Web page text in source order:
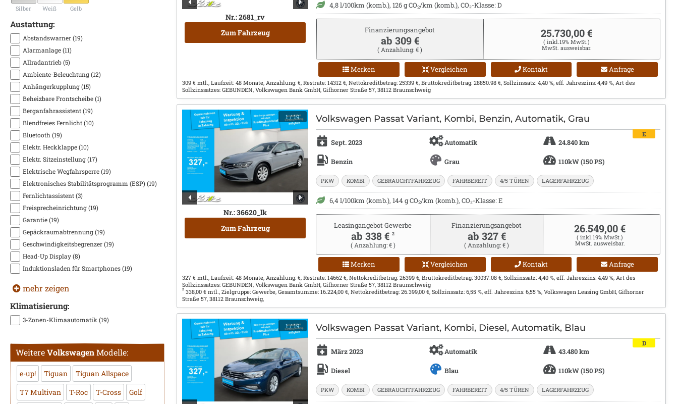
Silber Weiß Gelb
Austattung:
Abstandswarner (19)
Alarmanlage (11)
Allradantrieb (5)
Ambiente-Beleuchtung (12)
Anhängerkupplung (15)
Beheizbare Frontscheibe (1)
Berganfahrassistent (19)
Blendfreies Fernlicht (10)
Bluetooth (19)
Elektr. Heckklappe (10)
Elektr. Sitzeinstellung (17)
Elektrische Wegfahrsperre (19)
Elektronisches Stabilitätsprogramm (ESP) (19)
Fernlichtassistent (3)
Freisprecheinrichtung (19)
Garantie (19)
Gepäckraumabtrennung (19)
Geschwindigkeitsbegrenzer (19)
Head-Up Display (8)
Induktionsladen für Smartphones (19)
mehr zeigen
Klimatisierung:
3-Zonen-Klimaautomatik (19)
WeitereVolkswagenModelle:
e-up! Tiguan
Tiguan Allspace
T7 Multivan
T-Roc T-Cross
Golf
Nr.: 2681_rv
Zum Fahrzeug
4,8 l/100km (komb.), 126 g CO2/km (komb.), CO₂-Klasse: D
Finanzierungsangebot
ab 309 €
( Anzahlung: € )
25.730,00 €
( inkl.19% MwSt.)
MwSt. ausweisbar.
Merken Vergleichen Kontakt Anfrage
309 € mtl., Laufzeit: 48 Monate, Anzahlung: €, Restrate: 14312 €, Nettokreditbetrag: 25339 €, Bruttokreditbetrag: 28850.98 €, Sollzinssatz: 4,40 %, eff. Jahreszins: 4,49 %, Art des
Sollzinssatzes: GEBUNDEN, Volkswagen Bank GmbH, Gifhorner Straße 57, 38112 Braunschweig
1/ 19
Nr.: 36620_lk
Zum Fahrzeug
Volkswagen Passat Variant, Kombi, Benzin, Automatik, Grau
Sept. 2023 Automatik 24.840 km
Benzin Grau 110kW (150 PS)
E
PKW KOMBI GEBRAUCHTFAHRZEUG FAHRBEREIT 4/5 TÜREN LAGERFAHRZEUG
6,4 l/100km (komb.), 144 g CO2/km (komb.), CO₂-Klasse: E
Leasingangebot Gewerbe
ab 338 €2
( Anzahlung: € )
Finanzierungsangebot
ab 327 €
( Anzahlung: € )
26.549,00 €
( inkl.19% MwSt.)
MwSt. ausweisbar.
Merken Vergleichen Kontakt Anfrage
327 € mtl., Laufzeit: 48 Monate, Anzahlung: €, Restrate: 14662 €, Nettokreditbetrag: 26399 €, Bruttokreditbetrag: 30037.08 €, Sollzinssatz: 4,40 %, eff. Jahreszins: 4,49 %, Art des
Sollzinssatzes: GEBUNDEN, Volkswagen Bank GmbH, Gifhorner Straße 57, 38112 Braunschweig
2 338,00 € mtl., Zielgruppe: Gewerbe, Gesamtsumme: 16.224,00 €, Nettokreditbetrag: 26.399,00 €, Sollzinssatz: 6,55 %, eff. Jahreszins: 6,55 %, Volkswagen Leasing GmbH, Gifhorner
Straße 57, 38112 Braunschweig,
1/ 19 Volkswagen Passat Variant, Kombi, Diesel, Automatik, Blau
März 2023 Automatik 43.480 km
Diesel Blau 110kW (150 PS)
D
PKW KOMBI GEBRAUCHTFAHRZEUG FAHRBEREIT 4/5 TÜREN LAGERFAHRZEUG